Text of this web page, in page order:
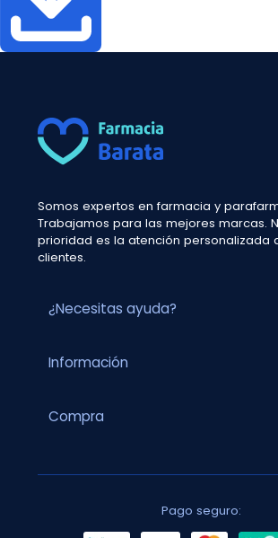
Somos expertos en farmacia y
Trabajamos para las mejores marcas.
prioridad es la atención personalizada
clientes.
¿Necesitas ayuda?
Información
Compra
Pago seguro: